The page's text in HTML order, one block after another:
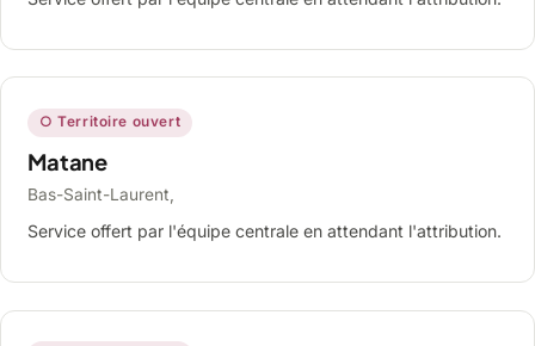
○ Territoire ouvert
Matane
Bas-Saint-Laurent,
Service offert par l'équipe centrale en attendant l'attribution.